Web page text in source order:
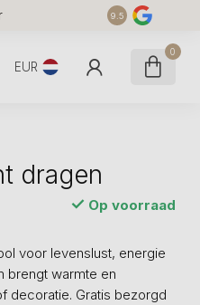
9.5
EUR
0
dragen
Op voorraad
voor levenslust, energie
brengt warmte en
decoratie. Gratis bezorgd